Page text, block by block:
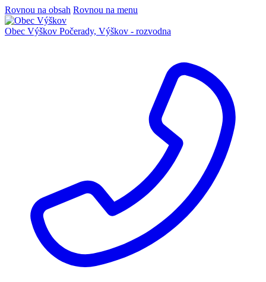
Rovnou na obsah Rovnou na menu
Obec Výškov Počerady, Výškov - rozvodna